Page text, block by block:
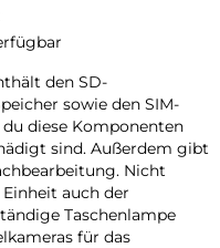
den SD-
sowie den SIM-
diese Komponenten
sind. Außerdem gibt
Nicht
auch der
Taschenlampe
für das